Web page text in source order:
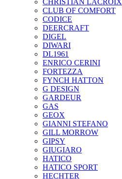
CLUB OF COMFORT
CODICE
DEERCRAFT
DIGEL
DIWARI
DL1961
ENRICO CERINI
FORTEZZA
FYNCH HATTON
G DESIGN
GARDEUR
GAS
GEOX
GIANNI STEFANO
GILL MORROW
GIPSY
GIUGIARO
HATICO
HATICO SPORT
HECHTER